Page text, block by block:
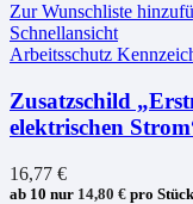
Zur Wunschliste
Schnellansicht
Arbeitsschutz
Zusatzschild
elektrischen
16,77 €
ab 10 nur 14,80 € pro